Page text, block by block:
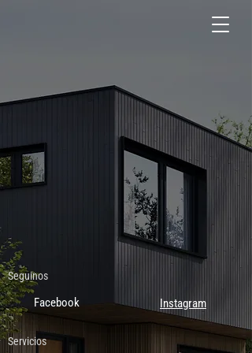
Seguinos
Facebook Instagram
Servicios